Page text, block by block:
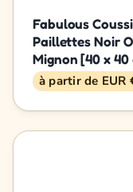
Fabulous
Paillettes Noir
Mignon [40 x 40
à partir de EUR